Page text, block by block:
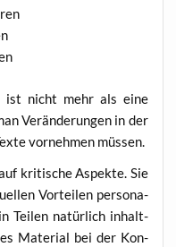
ist nicht mehr als eine
Ver­än­de­run­gen in der
vor­neh­men müssen.
kri­ti­sche Aspek­te. Sie
Vor­tei­len per­so­na­
Tei­len natür­lich inhalt­
Mate­ri­al bei der Kon­